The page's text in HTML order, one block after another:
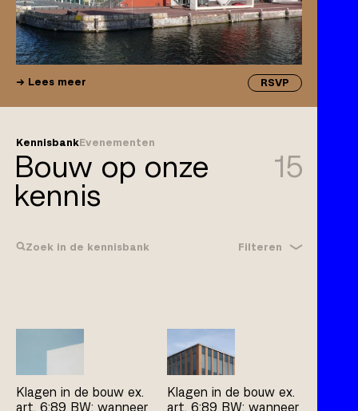
Lees meer RSVP
KennisbankEvenementen
Bouw op onze
kennis
15
Zoek in de kennisbank Filteren
GebrekenKlachtplicht Wijzigingen
KostplusUAV-GC 2005
Klagen in de bouw ex.
Klagen in de bouw ex.